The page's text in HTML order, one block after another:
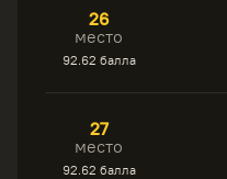
26
место
92.62 балла
27
место
92.62 балла